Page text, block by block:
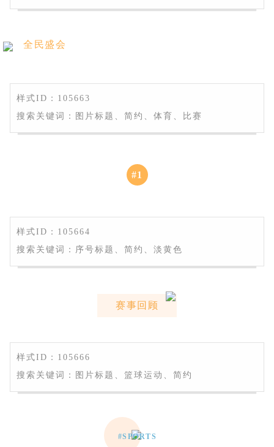
全民盛会
样式ID：105663
搜索关键词：图片标题、简约、体育、比赛
#1
样式ID：105664
搜索关键词：序号标题、简约、淡黄色
赛事回顾
样式ID：105666
搜索关键词：图片标题、篮球运动、简约
#SPORTS